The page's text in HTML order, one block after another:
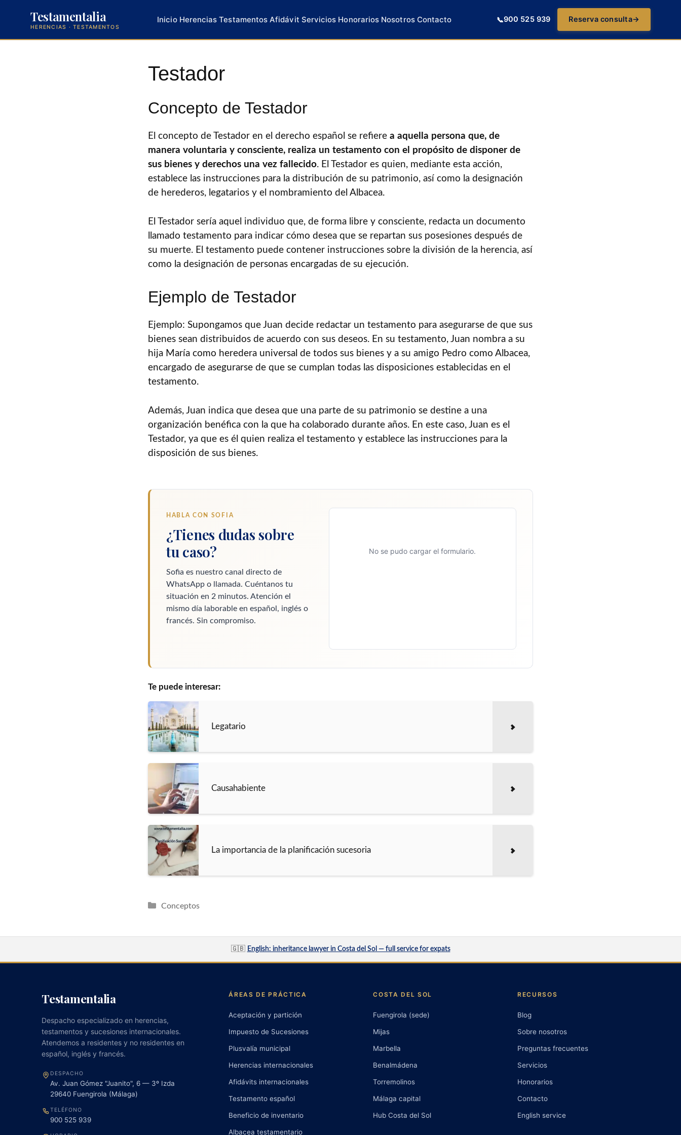
Testamentalia
HERENCIAS · TESTAMENTOS
Inicio Herencias Testamentos Afidávit Servicios Honorarios Nosotros Contacto 📞900 525 939 Reserva consulta→
Testador
Concepto de Testador
El concepto de Testador en el derecho español se refiere a aquella persona que, de
manera voluntaria y consciente, realiza un testamento con el propósito de disponer de
sus bienes y derechos una vez fallecido. El Testador es quien, mediante esta acción,
establece las instrucciones para la distribución de su patrimonio, así como la designación
de herederos, legatarios y el nombramiento del Albacea.
El Testador sería aquel individuo que, de forma libre y consciente, redacta un documento
llamado testamento para indicar cómo desea que se repartan sus posesiones después de
su muerte. El testamento puede contener instrucciones sobre la división de la herencia, así
como la designación de personas encargadas de su ejecución.
Ejemplo de Testador
Ejemplo: Supongamos que Juan decide redactar un testamento para asegurarse de que sus
bienes sean distribuidos de acuerdo con sus deseos. En su testamento, Juan nombra a su
hija María como heredera universal de todos sus bienes y a su amigo Pedro como Albacea,
encargado de asegurarse de que se cumplan todas las disposiciones establecidas en el
testamento.
Además, Juan indica que desea que una parte de su patrimonio se destine a una
organización benéfica con la que ha colaborado durante años. En este caso, Juan es el
Testador, ya que es él quien realiza el testamento y establece las instrucciones para la
disposición de sus bienes.
HABLA CON SOFIA
¿Tienes dudas sobre
tu caso?
Sofia es nuestro canal directo de
WhatsApp o llamada. Cuéntanos tu
situación en 2 minutos. Atención el
mismo día laborable en español, inglés o
francés. Sin compromiso.
No se pudo cargar el formulario.
Te puede interesar:
Legatario
Causahabiente
La importancia de la planificación sucesoria
Categorías
Conceptos
🇬🇧 English: inheritance lawyer in Costa del Sol — full service for expats
Testamentalia
Despacho especializado en herencias,
testamentos y sucesiones internacionales.
Atendemos a residentes y no residentes en
español, inglés y francés.
DESPACHO
Av. Juan Gómez "Juanito", 6 — 3º Izda
29640 Fuengirola (Málaga)
TELÉFONO
900 525 939
ÁREAS DE PRÁCTICA
Aceptación y partición
Impuesto de Sucesiones
Plusvalía municipal
Herencias internacionales
Afidávits internacionales
Testamento español
Beneficio de inventario
Albacea testamentario
COSTA DEL SOL
Fuengirola (sede)
Mijas
Marbella
Benalmádena
Torremolinos
Málaga capital
Hub Costa del Sol
RECURSOS
Blog
Sobre nosotros
Preguntas frecuentes
Servicios
Honorarios
Contacto
English service